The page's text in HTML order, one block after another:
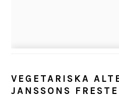
VEGETARISKA
JANSSONS